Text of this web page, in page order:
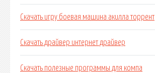
Скачать игру боевая машина акилла торрент
Скачать драйвер интернет драйвер
Скачать полезные программы для компа